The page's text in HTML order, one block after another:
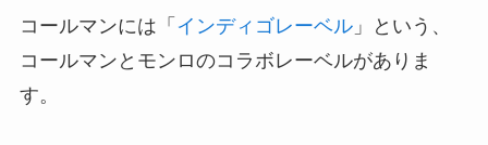
コールマンには「 インディゴレーベル」という、
コールマンとモンロのコラボレーベルがありま
す。